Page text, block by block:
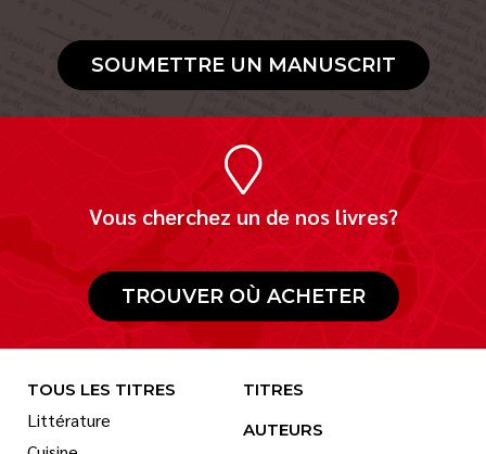
SOUMETTRE UN MANUSCRIT
Vous cherchez un de nos livres?
TROUVER OÙ ACHETER
TOUS LES TITRES
Littérature
TITRES
AUTEURS